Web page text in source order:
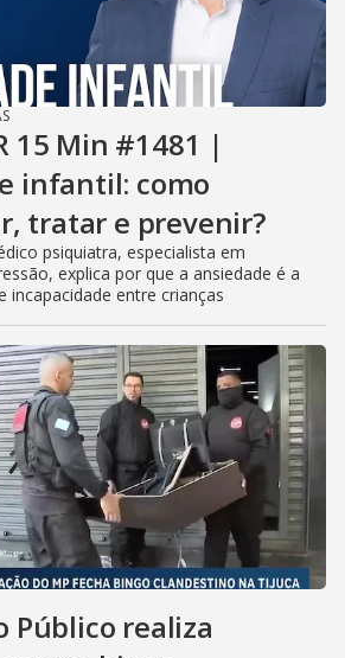
15 Min #1481 |
infantil: como
tratar e prevenir?
psiquiatra, especialista em
explica por que a ansiedade é a
incapacidade entre crianças
Público realiza